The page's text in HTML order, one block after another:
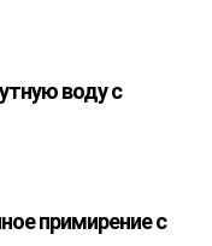
воду с
примирение с